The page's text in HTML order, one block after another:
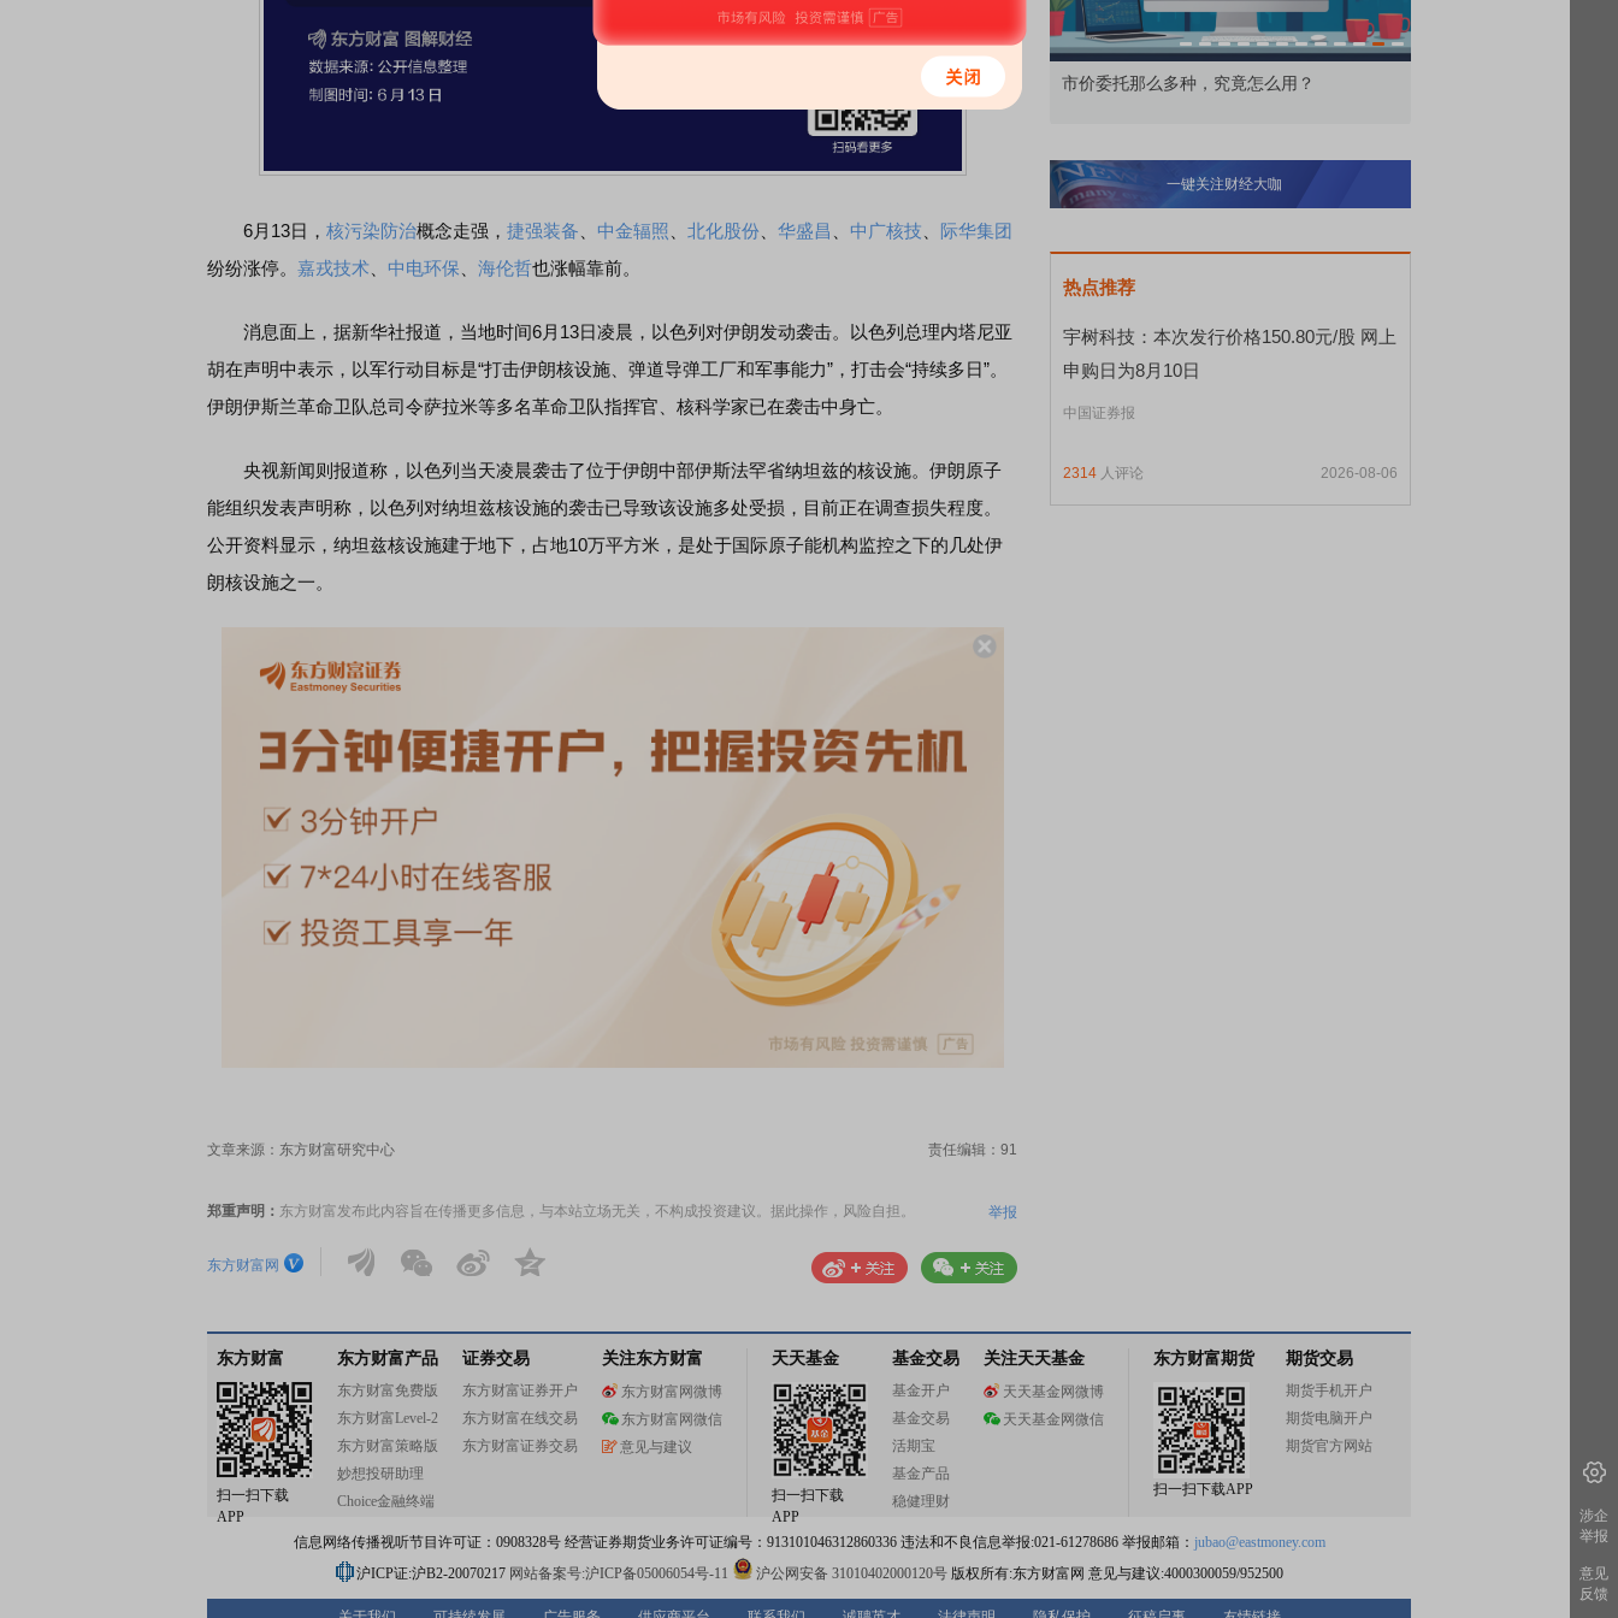
6月13日， 核污染防治概念走强， 捷强装备 中金辐照 北化股份 华盛昌 中广核技
际华集团
纷纷涨停。 嘉戎技术 中电环保 海伦哲也涨幅靠前。
消息面上，据新华社报道，当地时间6月13日凌晨，以色列对伊朗发动袭击。以色列总理内塔尼亚
胡在声明中表示，以军行动目标是“打击伊朗核设施、弹道导弹工厂和军事能力”，打击会“持续多日”。
伊朗伊斯兰革命卫队总司令萨拉米等多名革命卫队指挥官、核科学家已在袭击中身亡。
央视新闻则报道称，以色列当天凌晨袭击了位于伊朗中部伊斯法罕省纳坦兹的核设施。伊朗原子
能组织发表声明称，以色列对纳坦兹核设施的袭击已导致该设施多处受损，目前正在调查损失程度。
公开资料显示，纳坦兹核设施建于地下，占地10万平方米，是处于国际原子能机构监控之下的几处伊
朗核设施之一。
文章来源：东方财富研究中心 责任编辑：91
郑重声明： 东方财富发布此内容旨在传播更多信息，与本站立场无关，不构成投资建议。据此操作，风险自担。 举报
东方财富网
市价委托那么多种，究竟怎么用？ 北交所顶格打新居然只能中碎股
一键关注财经大咖
热点推荐
宇树科技：本次发行价格150.80元/股 网上
申购日为8月10日
中国证券报
2314 人评论 2026-08-06
东方财富
扫一扫下载
APP
东方财富产品
东方财富免费版
东方财富Level-2
东方财富策略版
妙想投研助理
Choice金融终端
证券交易
东方财富证券开户
东方财富在线交易
东方财富证券交易
关注东方财富
东方财富网微博
东方财富网微信
意见与建议
天天基金
扫一扫下载
APP
基金交易
基金开户
基金交易
活期宝
基金产品
稳健理财
关注天天基金
天天基金网微博
天天基金网微信
东方财富期货
扫一扫下载APP
期货交易
期货手机开户
期货电脑开户
期货官方网站
信息网络传播视听节目许可证：0908328号 经营证券期货业务许可证编号：913101046312860336 违法和不良信息举报:021-61278686 举报邮箱： jubao@eastmoney.com
沪ICP证:沪B2-20070217 网站备案号:沪ICP备05006054号-11 沪公网安备 31010402000120号版权所有:东方财富网 意见与建议:4000300059/952500
涉企
举报
意见
反馈